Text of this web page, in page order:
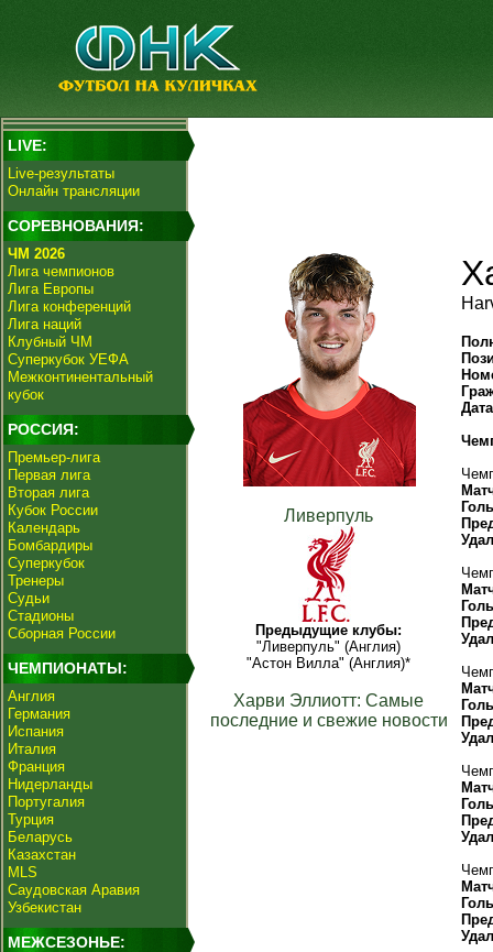
LIVE:
Live-результаты
Онлайн трансляции
СОРЕВНОВАНИЯ:
ЧМ 2026
Лига чемпионов
Лига Европы
Лига конференций
Лига наций
Клубный ЧМ
Суперкубок УЕФА
Межконтинентальный
кубок
РОССИЯ:
Премьер-лига
Первая лига
Вторая лига
Кубок России
Календарь
Бомбардиры
Суперкубок
Тренеры
Судьи
Стадионы
Сборная России
ЧЕМПИОНАТЫ:
Англия
Германия
Испания
Италия
Франция
Нидерланды
Португалия
Турция
Беларусь
Казахстан
MLS
Саудовская Аравия
Узбекистан
МЕЖСЕЗОНЬЕ:
Ливерпуль
Предыдущие клубы:
"Ливерпуль" (Англия)
"Астон Вилла" (Англия)*
Харви Эллиотт: Самые
последние и свежие новости